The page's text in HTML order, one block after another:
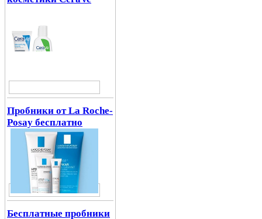
Пробники от La Roche-
Posay бесплатно
Бесплатные пробники